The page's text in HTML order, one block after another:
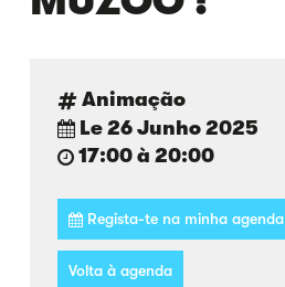
Animação
Le 26 Junho 2025
17:00 à 20:00
Regista-te na minha agenda
Volta à agenda